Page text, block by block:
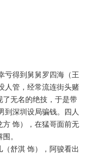
亏得到舅舅罗四海（王
人管，经常流连街头赌
无名的绝技，于是带
到深圳设局骗钱。四人
饰），在猛哥面前无
。
舒淇 饰），阿骏看出